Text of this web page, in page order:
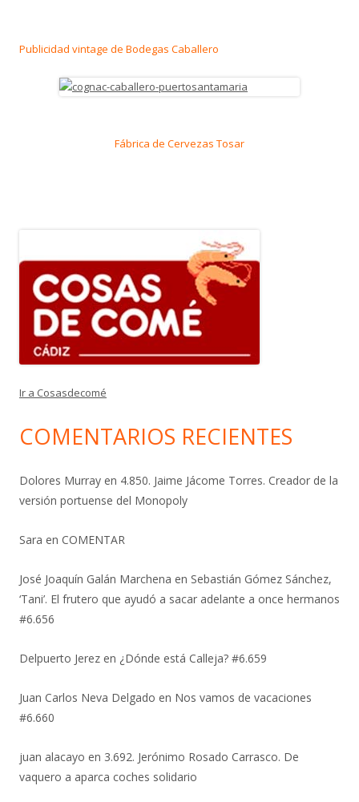
Publicidad vintage de Bodegas Caballero
Fábrica de Cervezas Tosar
Ir a Cosasdecomé
COMENTARIOS RECIENTES
Dolores Murray en 4.850. Jaime Jácome Torres. Creador de la
versión portuense del Monopoly
Sara en COMENTAR
José Joaquín Galán Marchena en Sebastián Gómez Sánchez,
‘Tani’. El frutero que ayudó a sacar adelante a once hermanos
#6.656
Delpuerto Jerez en ¿Dónde está Calleja? #6.659
Juan Carlos Neva Delgado en Nos vamos de vacaciones
#6.660
juan alacayo en 3.692. Jerónimo Rosado Carrasco. De
vaquero a aparca coches solidario